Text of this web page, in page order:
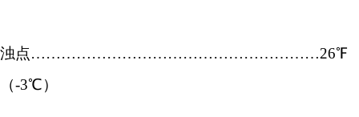
浊点…………………………………………………26℉
（-3℃）